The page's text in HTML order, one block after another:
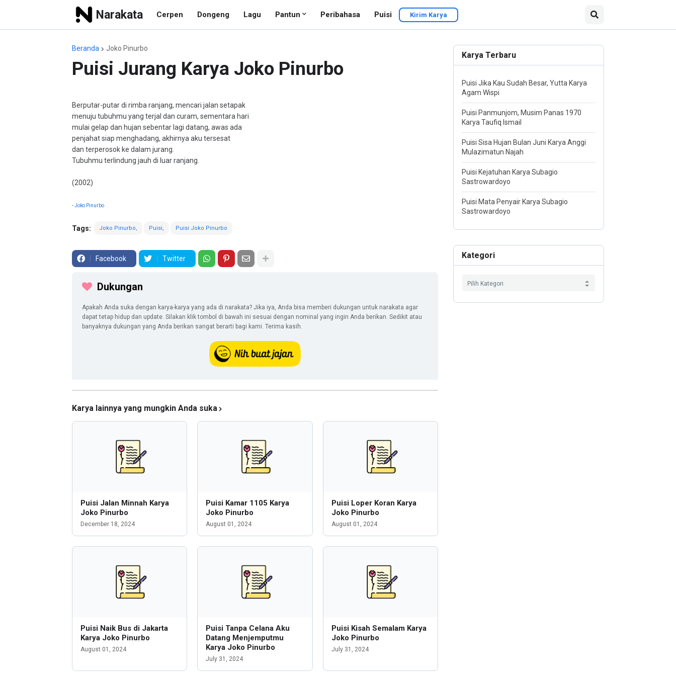
Narakata Cerpen Dongeng Lagu Pantun Peribahasa Puisi Kirim Karya
Beranda Joko Pinurbo
Puisi Jurang Karya Joko Pinurbo
Berputar-putar di rimba ranjang, mencari jalan setapak
menuju tubuhmu yang terjal dan curam, sementara hari
mulai gelap dan hujan sebentar lagi datang, awas ada
penjahat siap menghadang, akhirnya aku tersesat
dan terperosok ke dalam jurang.
Tubuhmu terlindung jauh di luar ranjang.
(2002)
-Joko Pinurbo
Tags: Joko Pinurbo Puisi Puisi Joko Pinurbo
Facebook Twitter
Dukungan
Apakah Anda suka dengan karya-karya yang ada di narakata? Jika iya, Anda bisa memberi dukungan untuk narakata agar
dapat tetap hidup dan update. Silakan klik tombol di bawah ini sesuai dengan nominal yang ingin Anda berikan. Sedikit atau
banyaknya dukungan yang Anda berikan sangat berarti bagi kami. Terima kasih.
Karya lainnya yang mungkin Anda suka
Puisi Jalan Minnah Karya
Joko Pinurbo
December 18, 2024
Puisi Kamar 1105 Karya
Joko Pinurbo
August 01, 2024
Puisi Loper Koran Karya
Joko Pinurbo
August 01, 2024
Puisi Naik Bus di Jakarta
Karya Joko Pinurbo
August 01, 2024
Puisi Tanpa Celana Aku
Datang Menjemputmu
Karya Joko Pinurbo
July 31, 2024
Puisi Kisah Semalam Karya
Joko Pinurbo
July 31, 2024
Karya Terbaru
Puisi Jika Kau Sudah Besar, Yutta Karya
Agam Wispi
Puisi Panmunjom, Musim Panas 1970
Karya Taufiq Ismail
Puisi Sisa Hujan Bulan Juni Karya Anggi
Mulazimatun Najah
Puisi Kejatuhan Karya Subagio
Sastrowardoyo
Puisi Mata Penyair Karya Subagio
Sastrowardoyo
Kategori